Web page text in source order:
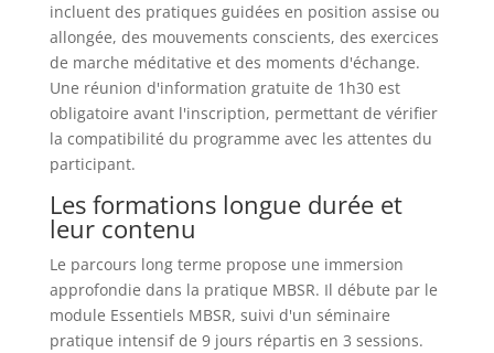
incluent des pratiques guidées en position assise ou
allongée, des mouvements conscients, des exercices
de marche méditative et des moments d'échange.
Une réunion d'information gratuite de 1h30 est
obligatoire avant l'inscription, permettant de vérifier
la compatibilité du programme avec les attentes du
participant.
Les formations longue durée et
leur contenu
Le parcours long terme propose une immersion
approfondie dans la pratique MBSR. Il débute par le
module Essentiels MBSR, suivi d'un séminaire
pratique intensif de 9 jours répartis en 3 sessions.